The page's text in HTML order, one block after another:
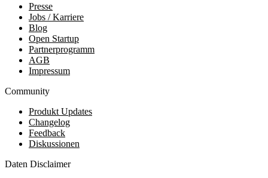
Presse
Jobs / Karriere
Blog
Open Startup
Partnerprogramm
AGB
Impressum
Community
Produkt Updates
Changelog
Feedback
Diskussionen
Daten Disclaimer